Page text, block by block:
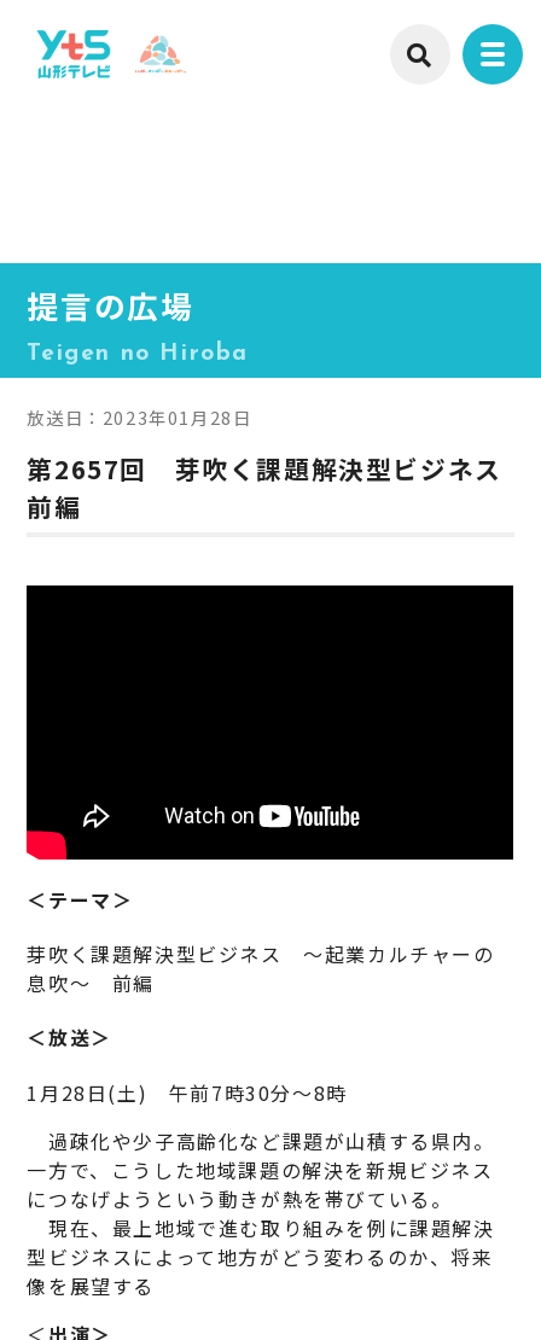
提言の広場
Teigen no Hiroba
放送日：2023年01月28日
第2657回 芽吹く課題解決型ビジネス
前編
＜テーマ＞
芽吹く課題解決型ビジネス ～起業カルチャーの
息吹～ 前編
＜放送＞
1月28日(土) 午前7時30分～8時
過疎化や少子高齢化など課題が山積する県内。
一方で、こうした地域課題の解決を新規ビジネス
につなげようという動きが熱を帯びている。
現在、最上地域で進む取り組みを例に課題解決
型ビジネスによって地方がどう変わるのか、将来
像を展望する
＜ 出演＞